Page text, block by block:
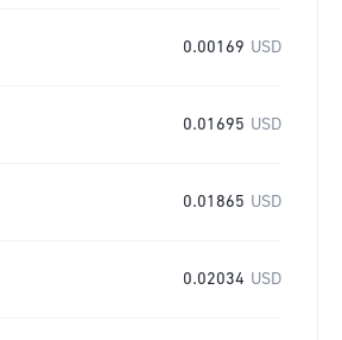
0.00169 USD
0.01695 USD
0.01865 USD
0.02034 USD